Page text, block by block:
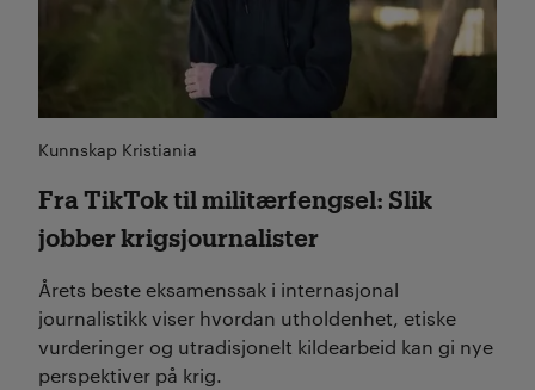
Kunnskap Kristiania
Fra TikTok til militærfengsel: Slik
jobber krigsjournalister
Årets beste eksamenssak i internasjonal
journalistikk viser hvordan utholdenhet, etiske
vurderinger og utradisjonelt kildearbeid kan gi nye
perspektiver på krig.